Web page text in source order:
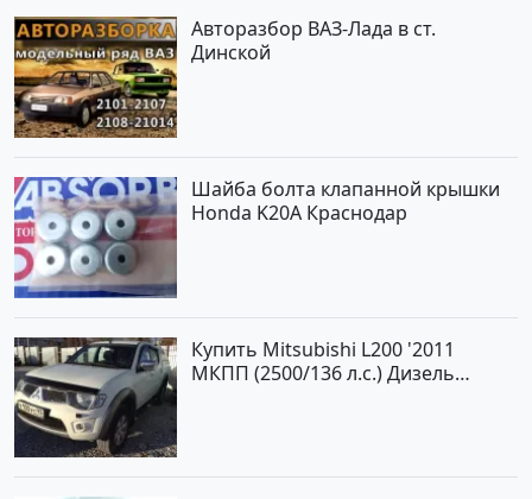
Авторазбор ВАЗ-Лада в ст.
Динской
Шайба болта клапанной крышки
Honda K20A Краснодар
Купить Mitsubishi L200 '2011
МКПП (2500/136 л.с.) Дизель